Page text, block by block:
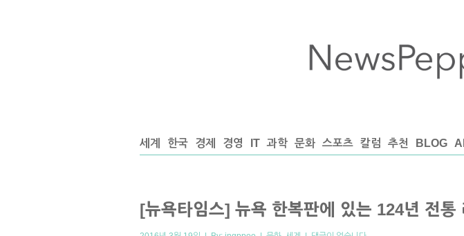
세계 한국 경제 경영 IT 과학 문화 스포츠 칼럼 추천 BLOG
[뉴욕타임스] 뉴욕 한복판에 있는 124년 전통